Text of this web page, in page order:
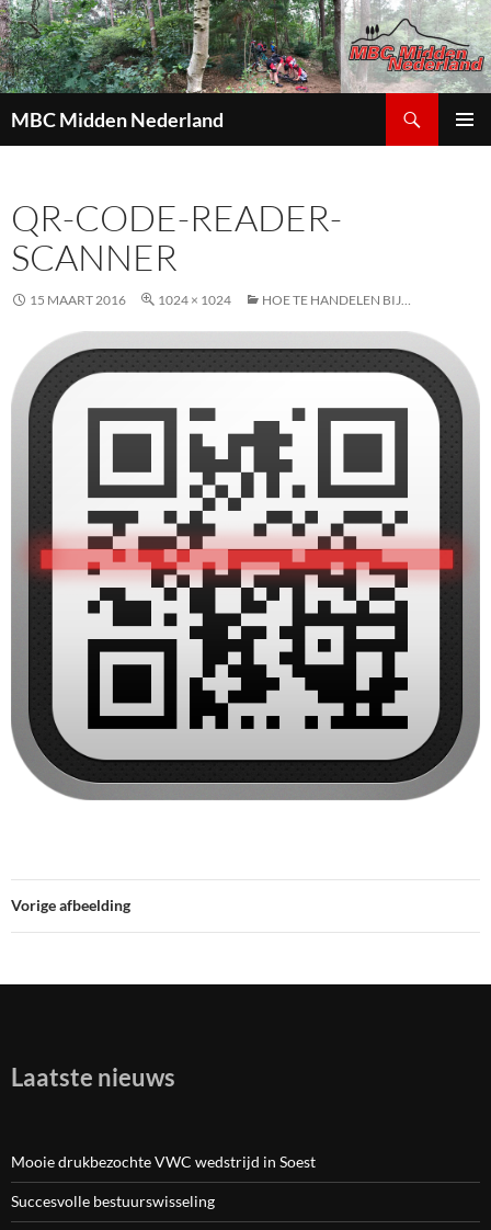
MBC Midden Nederland
INHOUD
QR-CODE-READER-
SCANNER
15 MAART 2016 1024 × 1024 HOE TE HANDELEN BIJ…
Vorige afbeelding
Laatste nieuws
Mooie drukbezochte VWC wedstrijd in Soest
Succesvolle bestuurswisseling